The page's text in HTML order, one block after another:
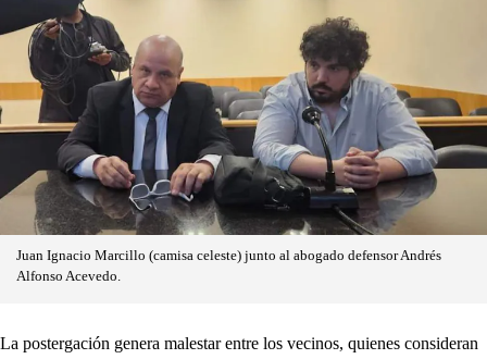
Juan Ignacio Marcillo (camisa celeste) junto al abogado defensor Andrés
Alfonso Acevedo.
La postergación genera malestar entre los vecinos, quienes consideran